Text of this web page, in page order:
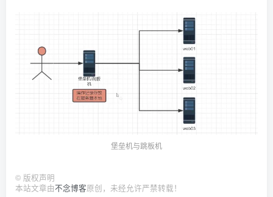
堡垒机与跳板机
© 版权声明
本站文章由不念博客原创，未经允许严禁转载！